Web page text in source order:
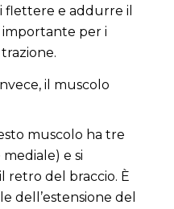
flettere e addurre il
importante per i
il muscolo
muscolo ha tre
e si
del braccio. È
dell’estensione del